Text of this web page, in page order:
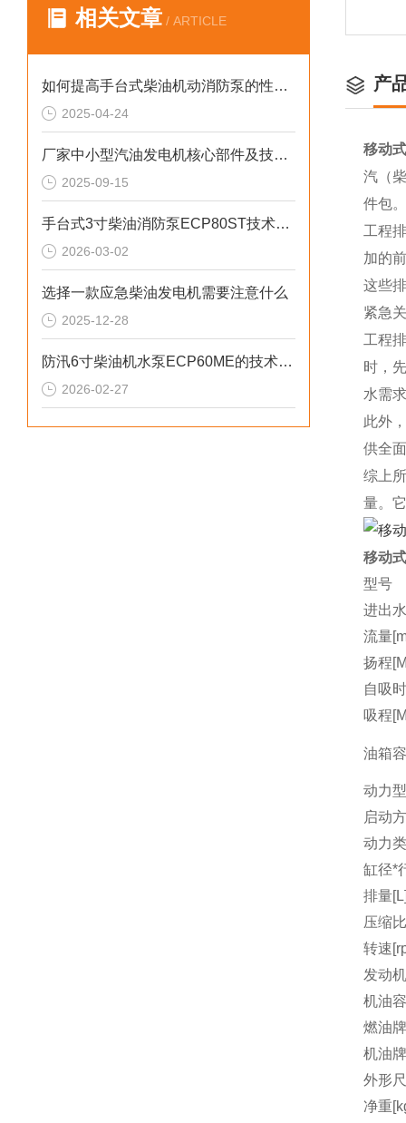
相关文章 / ARTICLE
如何提高手台式柴油机动消防泵的性能？
2025-04-24
厂家中小型汽油发电机核心部件及技术要点
2025-09-15
手台式3寸柴油消防泵ECP80ST技术参数
2026-03-02
选择一款应急柴油发电机需要注意什么
2025-12-28
防汛6寸柴油机水泵ECP60ME的技术参数
2026-02-27
产
移动
汽（
件包。
工程
加的
这些
紧急
工程
时，
水需
此外
供全
综上
量。
移动
型号
进出
流量
扬程
自吸
吸程
油箱
动力
启动
动力
缸径*
排量
压缩比
转速
发动
机油
燃油
机油
外形
净重